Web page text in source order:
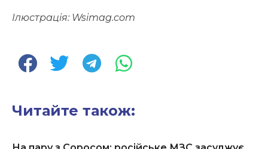
Ілюстрація: Wsimag.com
Читайте також: